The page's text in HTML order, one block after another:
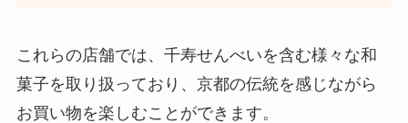
これらの店舗では、千寿せんべいを含む様々な和
菓子を取り扱っており、京都の伝統を感じながら
お買い物を楽しむことができます。